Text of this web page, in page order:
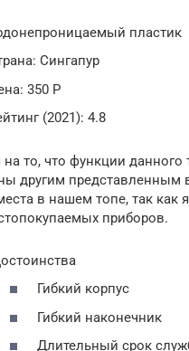
пластик
Сингапур
350 Р
(2021): 4.8
то, что функции данного
другим представленным
в нашем топе, так как
приборов.
Гибкий корпус
Гибкий наконечник
Длительный срок